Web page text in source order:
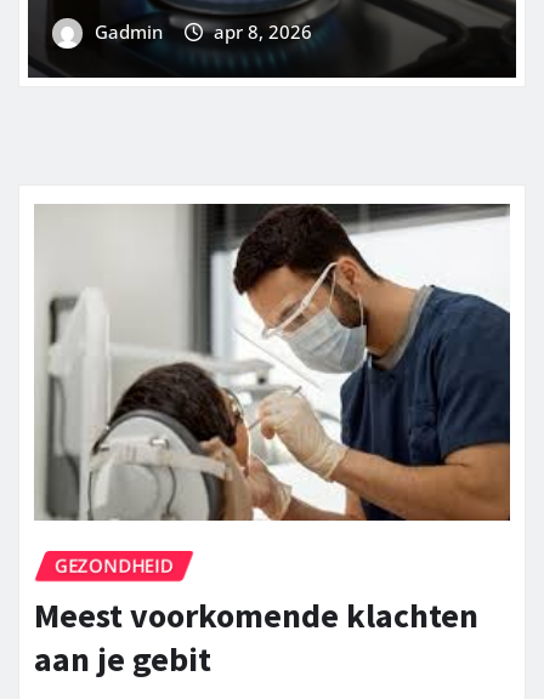
Gadmin
apr 8, 2026
GEZONDHEID
Meest voorkomende klachten
aan je gebit